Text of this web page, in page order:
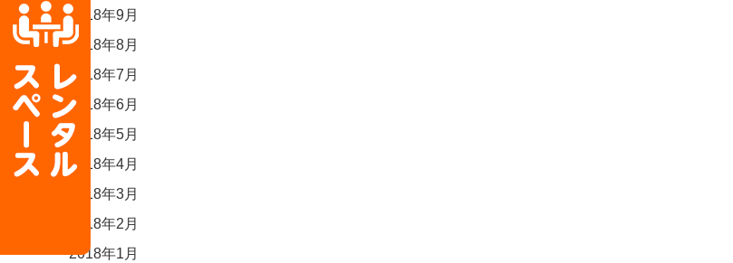
2018年9月
2018年8月
2018年7月
2018年6月
2018年5月
2018年4月
2018年3月
2018年2月
2018年1月